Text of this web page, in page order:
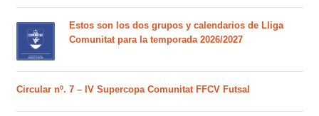
Estos son los dos grupos y calendarios de Lliga
Comunitat para la temporada 2026/2027
Circular nº. 7 – IV Supercopa Comunitat FFCV Futsal